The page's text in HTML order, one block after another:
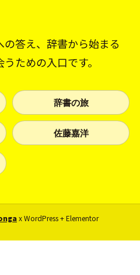
答え、辞書から始まる
ための入口です。
辞書の旅
佐藤嘉洋
x WordPress + Elementor